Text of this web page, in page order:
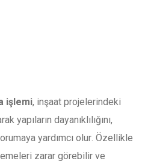
işlemi, inşaat projelerindeki
yapıların dayanıklılığını,
yardımcı olur. Özellikle
zarar görebilir ve